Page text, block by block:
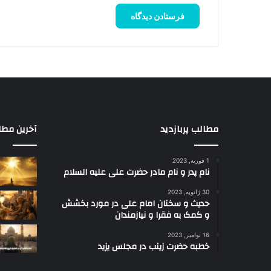
مطالب پربازدید
1 فوریه, 2023
نام پدر و نام مادر حضرت علی علیه السلام
30 ژانویه, 2023
حدیث و سخنان امام علی در مورد بخشش
و کمک به فقرا و نیازمندان
16 نوامبر, 2023
خطبه حضرت زینب در مجلس یزید
آخرین